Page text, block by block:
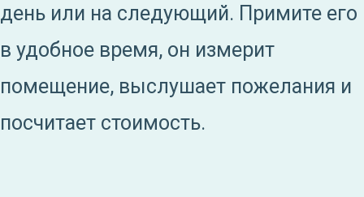
день или на следующий. Примите его
в удобное время, он измерит
помещение, выслушает пожелания и
посчитает стоимость.